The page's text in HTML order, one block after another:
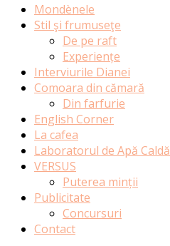
Mondènele
Stil şi frumuseţe
De pe raft
Experiențe
Interviurile Dianei
Comoara din cămară
Din farfurie
English Corner
La cafea
Laboratorul de Apă Caldă
VERSUS
Puterea minții
Publicitate
Concursuri
Contact